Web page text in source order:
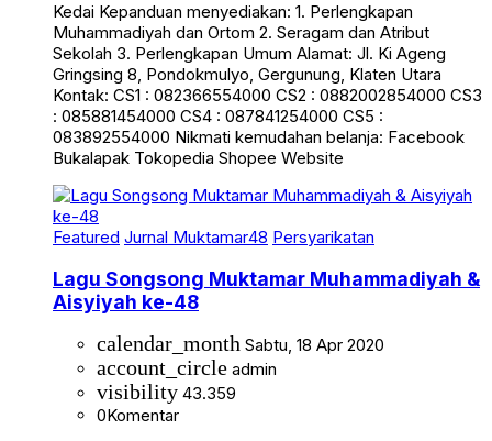
Kedai Kepanduan menyediakan: 1. Perlengkapan
Muhammadiyah dan Ortom 2. Seragam dan Atribut
Sekolah 3. Perlengkapan Umum Alamat: Jl. Ki Ageng
Gringsing 8, Pondokmulyo, Gergunung, Klaten Utara
Kontak: CS1 : 082366554000 CS2 : 0882002854000 CS3
: 085881454000 CS4 : 087841254000 CS5 :
083892554000 Nikmati kemudahan belanja: Facebook
Bukalapak Tokopedia Shopee Website
Featured Jurnal Muktamar48 Persyarikatan
Lagu Songsong Muktamar Muhammadiyah &
Aisyiyah ke-48
calendar_month Sabtu, 18 Apr 2020
account_circle admin
visibility 43.359
0Komentar